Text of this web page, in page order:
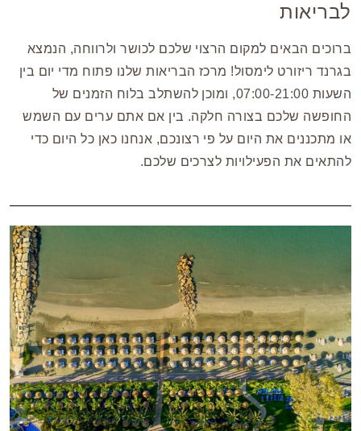
לבריאות
ברוכים הבאים למקום הרצוי שלכם לכושר ולרווחה, הנמצא
בגרנד ריזורט לימסול! מרכז הבריאות שלנו פתוח מדי יום בין
השעות 07:00-21:00, ומוכן להשתלב בלוח הזמנים של
החופשה שלכם בצורה חלקה. בין אם אתם ערים עם השמש
או מתכננים את היום על פי רצונכם, אנחנו כאן כל היום כדי
להתאים את הפעילויות לצרכים שלכם.